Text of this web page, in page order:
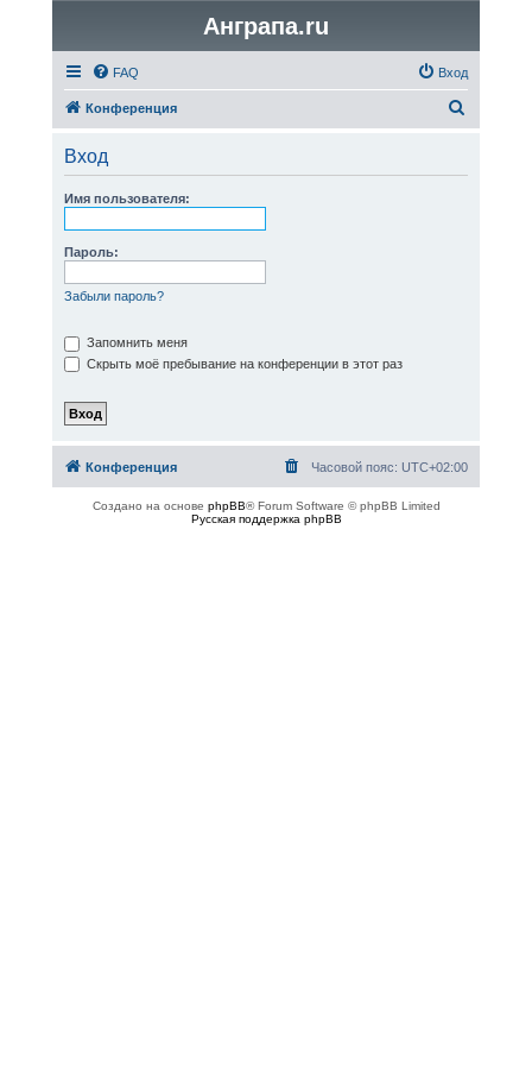
Анграпа.ru
FAQ Вход
Конференция
Вход
Имя пользователя:
Пароль:
Забыли пароль?
Запомнить меня
Скрыть моё пребывание на конференции в этот раз
Конференция Часовой пояс: UTC+02:00
Создано на основе phpBB® Forum Software © phpBB Limited
Русская поддержка phpBB